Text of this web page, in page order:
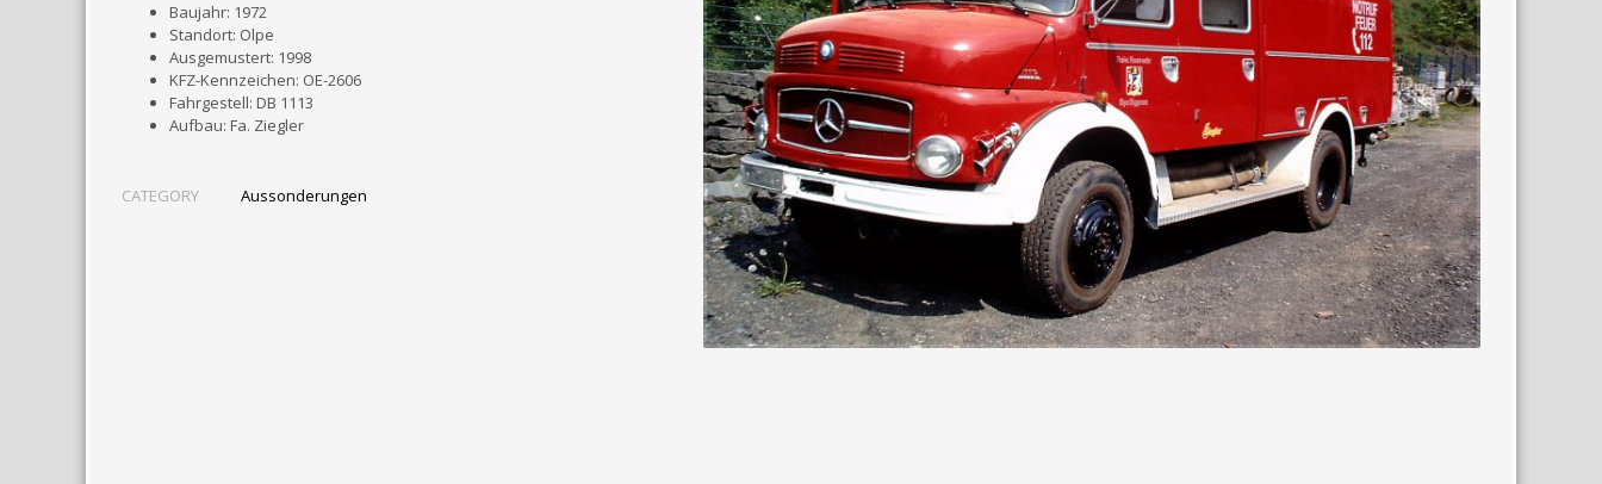
Baujahr: 1972
Standort: Olpe
Ausgemustert: 1998
KFZ-Kennzeichen: OE-2606
Fahrgestell: DB 1113
Aufbau: Fa. Ziegler
CATEGORY Aussonderungen